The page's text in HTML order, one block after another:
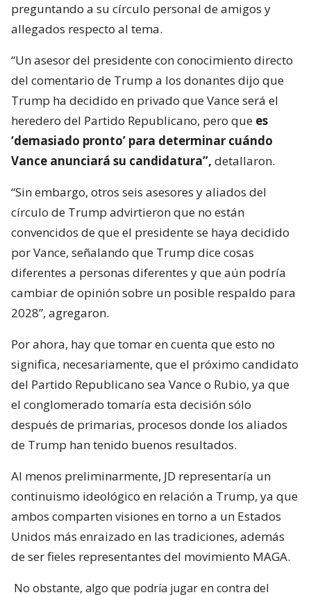
preguntando a su círculo personal de amigos y
allegados respecto al tema.
“Un asesor del presidente con conocimiento directo
del comentario de Trump a los donantes dijo que
Trump ha decidido en privado que Vance será el
heredero del Partido Republicano, pero que es
‘demasiado pronto’ para determinar cuándo
Vance anunciará su candidatura”, detallaron.
“Sin embargo, otros seis asesores y aliados del
círculo de Trump advirtieron que no están
convencidos de que el presidente se haya decidido
por Vance, señalando que Trump dice cosas
diferentes a personas diferentes y que aún podría
cambiar de opinión sobre un posible respaldo para
2028”, agregaron.
Por ahora, hay que tomar en cuenta que esto no
significa, necesariamente, que el próximo candidato
del Partido Republicano sea Vance o Rubio, ya que
el conglomerado tomaría esta decisión sólo
después de primarias, procesos donde los aliados
de Trump han tenido buenos resultados.
Al menos preliminarmente, JD representaría un
continuismo ideológico en relación a Trump, ya que
ambos comparten visiones en torno a un Estados
Unidos más enraizado en las tradiciones, además
de ser fieles representantes del movimiento MAGA.
No obstante, algo que podría jugar en contra del